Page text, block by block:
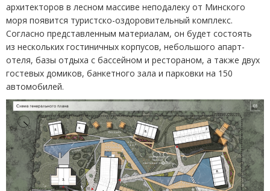
архитекторов в лесном массиве неподалеку от Минского
моря появится туристско-оздоровительный комплекс.
Согласно представленным материалам, он будет состоять
из нескольких гостиничных корпусов, небольшого апарт-
отеля, базы отдыха с бассейном и рестораном, а также двух
гостевых домиков, банкетного зала и парковки на 150
автомобилей.